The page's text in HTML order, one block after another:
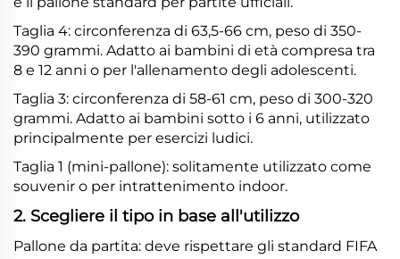
Taglia 4: circonferenza di 63,5-66 cm, peso di 350-
390 grammi. Adatto ai bambini di età compresa tra
8 e 12 anni o per l'allenamento degli adolescenti.
Taglia 3: circonferenza di 58-61 cm, peso di 300-320
grammi. Adatto ai bambini sotto i 6 anni, utilizzato
principalmente per esercizi ludici.
Taglia 1 (mini-pallone): solitamente utilizzato come
souvenir o per intrattenimento indoor.
2. Scegliere il tipo in base all'utilizzo
Pallone da partita: deve rispettare gli standard FIFA